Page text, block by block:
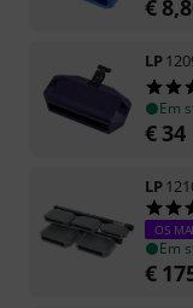
€
LP
Em
€ 34
LP
OS
Em
€